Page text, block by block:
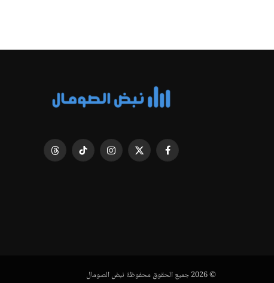
فيسبوك X
الانستغرامتيكتوك Threads
© 2026 جميع الحقوق محفوظة نبض الصومال